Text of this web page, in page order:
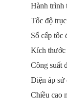
Hành trình
Tốc độ
Số cấp tốc
Kích thước
Công suất
Điện áp sử
Chiều cao